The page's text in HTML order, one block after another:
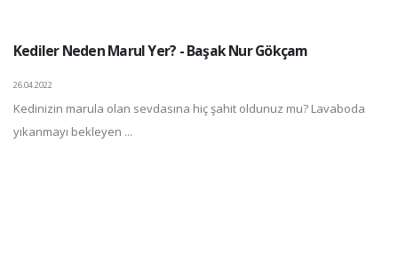
Kediler Neden Marul Yer? - Başak Nur Gökçam
26.04.2022
Kedinizin marula olan sevdasına hiç şahit oldunuz mu? Lavaboda
yıkanmayı bekleyen ...